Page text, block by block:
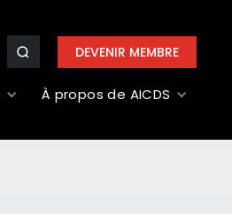
DEVENIR MEMBRE
À propos de AICDS